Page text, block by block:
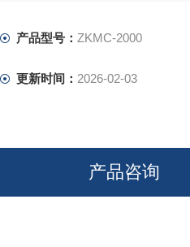
产品型号： ZKMC-2000
更新时间： 2026-02-03
产品咨询